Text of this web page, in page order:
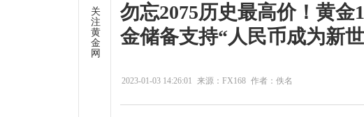
勿忘2075历史最高价！黄金
金储备支持“人民币成为新
2023-01-03 14:26:01 来源：FX168 作者：佚名
关
注
黄
金
网